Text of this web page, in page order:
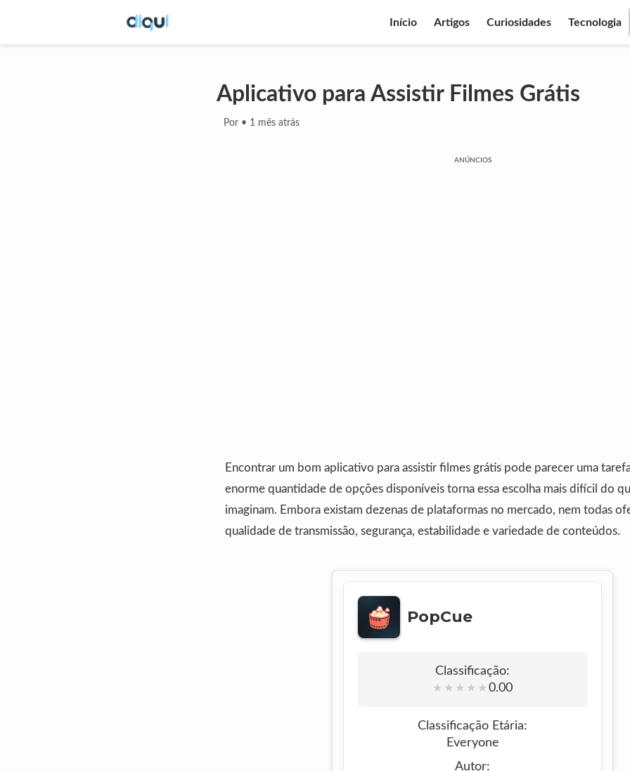
Início Artigos Curiosidades Tecnologia
Aplicativo para Assistir Filmes Grátis
Por • 1 mês atrás
ANÚNCIOS
Encontrar um bom aplicativo para assistir filmes grátis pode parecer uma
enorme quantidade de opções disponíveis torna essa escolha mais difícil do
imaginam. Embora existam dezenas de plataformas no mercado, nem todas
qualidade de transmissão, segurança, estabilidade e variedade de conteúdos.
PopCue
Classificação:
★ ★ ★ ★ ★ 0.00
Classificação Etária:
Everyone
Autor: